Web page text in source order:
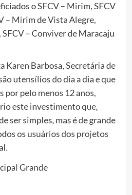
o SFCV – Mirim, SFCV
– Mirim de Vista Alegre,
SFCV – Conviver de Maracaju
Karen Barbosa, Secretária de
utensílios do dia a dia e que
por pelo menos 12 anos,
este investimento que,
ser simples, mas é de grande
os usuários dos projetos